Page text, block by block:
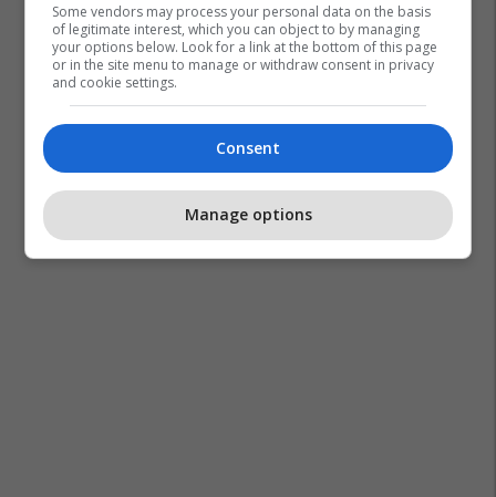
Some vendors may process your personal data on the basis
of legitimate interest, which you can object to by managing
your options below. Look for a link at the bottom of this page
or in the site menu to manage or withdraw consent in privacy
and cookie settings.
Consent
Manage options